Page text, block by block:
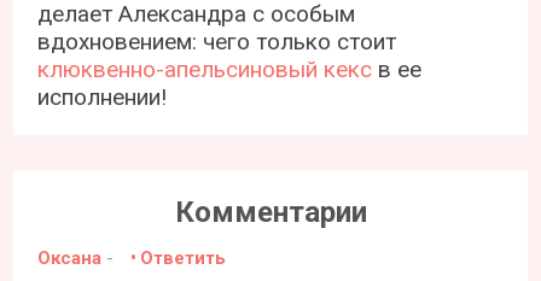
делает Александра с особым
вдохновением: чего только стоит
клюквенно-апельсиновый кекс в ее
исполнении!
Комментарии
Оксана - Ответить